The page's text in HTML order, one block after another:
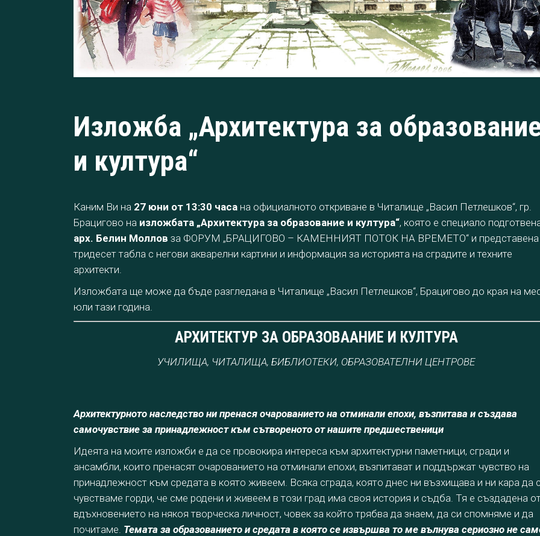
Изложба „Архитектура за
и култура“
Каним Ви на 27 юни от 13:30 часа на официалното откриване в Читалище „Васил Петлешков“, гр.
Брацигово на изложбата „Архитектура за образование и култура“, която е специало
арх. Белин Моллов за ФОРУМ „БРАЦИГОВО – КАМЕННИЯТ ПОТОК НА ВРЕМЕТО“ и представена
тридесет табла с негови акварелни картини и информация за историята на сградите и техните
архитекти.
Изложбата ще може да бъде разгледана в Читалище „Васил Петлешков“, Брацигово до края на
юли тази година.
АРХИТЕКТУР ЗА ОБРАЗОВААНИЕ И КУЛТУРА
УЧИЛИЩА, ЧИТАЛИЩА, БИБЛИОТЕКИ, ОБРАЗОВАТЕЛНИ ЦЕНТРОВЕ
Архитектурното наследство ни пренася очарованието на отминали епохи, възпитава и създава
самочувствие за принадлежност към сътвореното от нашите предшественици
Идеята на моите изложби е да се провокира интереса към архитектурни паметници, сгради и
ансамбли, които пренасят очарованието на отминали епохи, възпитават и поддържат чувство на
принадлежност към средата в която живеем. Всяка сграда, която днес ни възхищава и ни кара да
чувстваме горди, че сме родени и живеем в този град има своя история и съдба. Тя е създадена
вдъхновението на някоя творческа личност, човек за който трябва да знаем, да си спомняме и да
почитаме. Темата за образованието и средата в която се извършва то ме вълнува сериозно не